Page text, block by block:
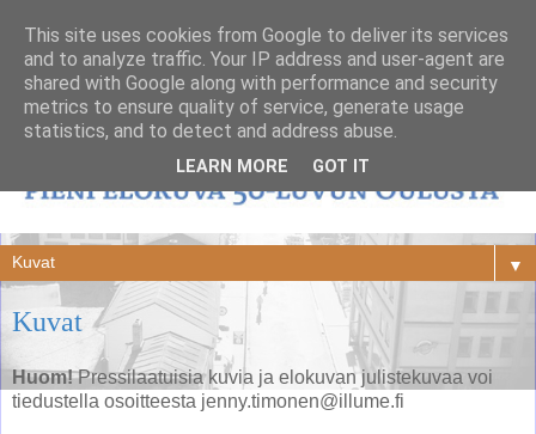
▼
Kuvat
Huom!Pressilaatuisia kuvia ja elokuvan julistekuvaa voi
tiedustella osoitteesta jenny.timonen@illume.fi
This site uses cookies from Google to deliver its services
and to analyze traffic. Your IP address and user-agent are
shared with Google along with performance and security
metrics to ensure quality of service, generate usage
statistics, and to detect and address abuse.
LEARN MORE GOT IT